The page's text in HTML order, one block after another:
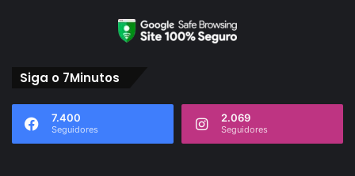
Siga o 7Minutos
7.400
Seguidores
2.069
Seguidores